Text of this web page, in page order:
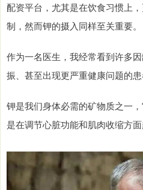
配资平台，尤其是在饮食习惯上
制，然而钾的摄入同样至关重要。
作为一名医生，我经常看到许多
振、甚至出现更严重健康问题的患
钾是我们身体必需的矿物质之一
是在调节心脏功能和肌肉收缩方面